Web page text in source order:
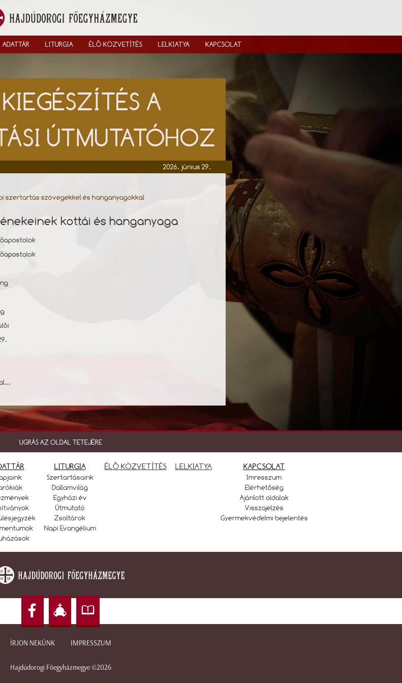
ADATTÁR LITURGIA ÉLŐ KÖZVETÍTÉS LELKIATYA KAPCSOLAT
A
ÚTMUTATÓHOZ
2026. június 29.
szertartás szövegekkel és hanganyagokkal
kottái és hanganyaga
UGRÁS AZ OLDAL TETEJÉRE
LITURGIA
Szertartásaink
Dallamvilág
Egyházi év
Útmutató
Zsoltárok
Napi Evangélium
ÉLŐ KÖZVETÍTÉS LELKIATYA KAPCSOLAT
Imresszum
Elérhetőség
Ajánlott oldalak
Visszajelzés
Gyermekvédelmi bejelentés
ÍRJON NEKÜNK IMPRESSZUM
Hajdúdorogi Főegyházmegye ©2026